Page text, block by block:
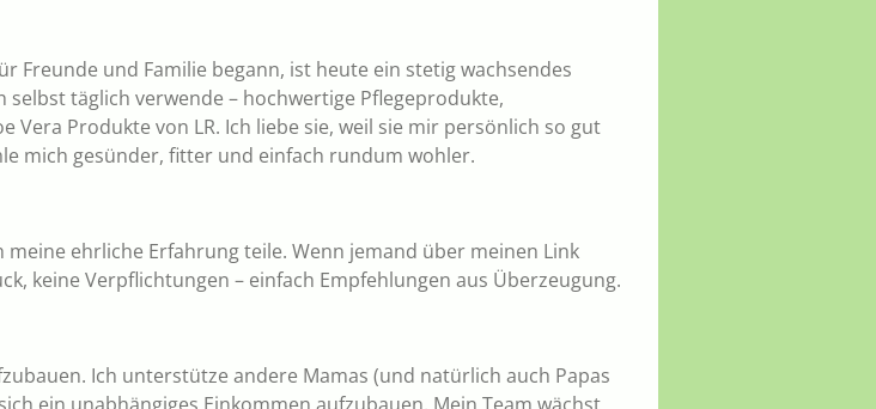
Freunde und Familie begann, ist heute ein stetig wachsendes
täglich verwende – hochwertige Pflegeprodukte,
Produkte von LR. Ich liebe sie, weil sie mir persönlich so gut
mich gesünder, fitter und einfach rundum wohler.
ehrliche Erfahrung teile. Wenn jemand über meinen Link
keine Verpflichtungen – einfach Empfehlungen aus Überzeugung.
Ich unterstütze andere Mamas (und natürlich auch Papas